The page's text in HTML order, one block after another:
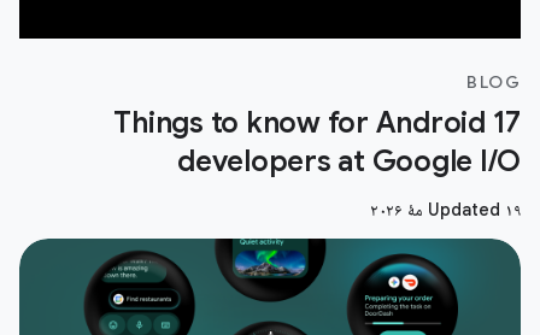
BLOG
17 Things to know for Android
developers at Google I/O
Updated ۱۹ مهٔ ۲۰۲۶